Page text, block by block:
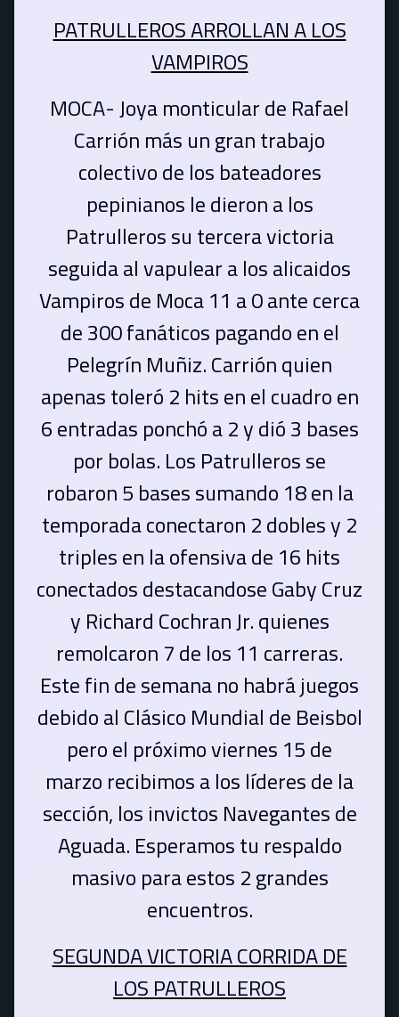
PATRULLEROS ARROLLAN A LOS
VAMPIROS
MOCA- Joya monticular de Rafael
Carrión más un gran trabajo
colectivo de los bateadores
pepinianos le dieron a los
Patrulleros su tercera victoria
seguida al vapulear a los alicaidos
Vampiros de Moca 11 a 0 ante cerca
de 300 fanáticos pagando en el
Pelegrín Muñiz. Carrión quien
apenas toleró 2 hits en el cuadro en
6 entradas ponchó a 2 y dió 3 bases
por bolas. Los Patrulleros se
robaron 5 bases sumando 18 en la
temporada conectaron 2 dobles y 2
triples en la ofensiva de 16 hits
conectados destacandose Gaby Cruz
y Richard Cochran Jr. quienes
remolcaron 7 de los 11 carreras.
Este fin de semana no habrá juegos
debido al Clásico Mundial de Beisbol
pero el próximo viernes 15 de
marzo recibimos a los líderes de la
sección, los invictos Navegantes de
Aguada. Esperamos tu respaldo
masivo para estos 2 grandes
encuentros.
SEGUNDA VICTORIA CORRIDA DE
LOS PATRULLEROS